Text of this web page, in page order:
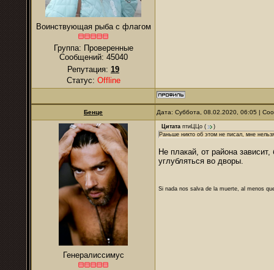
Воинствующая рыба с флагом
Группа: Проверенные
Сообщений: 45040
Репутация: 19
Статус: Offline
Бенце Дата: Суббота, 08.02.2020, 06:05 |
Генералиссимус
Цитата птиЦЦо (
)
Раньше никто об этом не писал, мне
Не плакай, от района
углубляться во дворы.
Si nada nos salva de la muerte, al menos